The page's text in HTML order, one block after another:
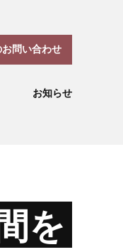
お問い合わせ
お知らせ
を